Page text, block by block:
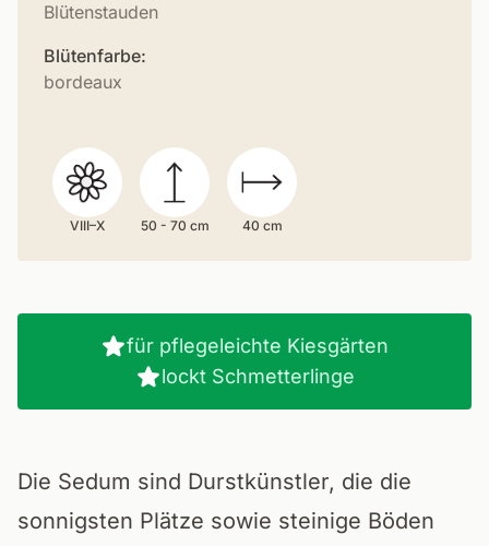
Blütenstauden
Blütenfarbe:
bordeaux
VIII–X 50 - 70 cm 40 cm
für pflegeleichte Kiesgärten
lockt Schmetterlinge
Die Sedum sind Durstkünstler, die die
sonnigsten Plätze sowie steinige Böden